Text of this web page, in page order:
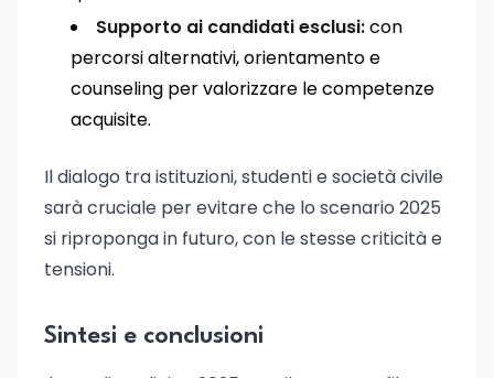
Supporto ai candidati esclusi:con
percorsi alternativi, orientamento e
counseling per valorizzare le competenze
acquisite.
Il dialogo tra istituzioni, studenti e società civile
sarà cruciale per evitare che lo scenario 2025
si riproponga in futuro, con le stesse criticità e
tensioni.
Sintesi e conclusioni